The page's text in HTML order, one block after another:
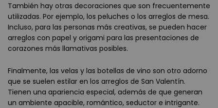
También hay otras decoraciones que son frecuentemente
utilizadas. Por ejemplo, los peluches o los arreglos de mesa.
Incluso, para las personas más creativas, se pueden hacer
arreglos con papel y origami para las presentaciones de
corazones más llamativas posibles.
Finalmente, las velas y las botellas de vino son otro adorno
que se suelen estilar en los arreglos de San Valentín.
Tienen una apariencia especial, además de que generan
un ambiente apacible, romántico, seductor e intrigante.